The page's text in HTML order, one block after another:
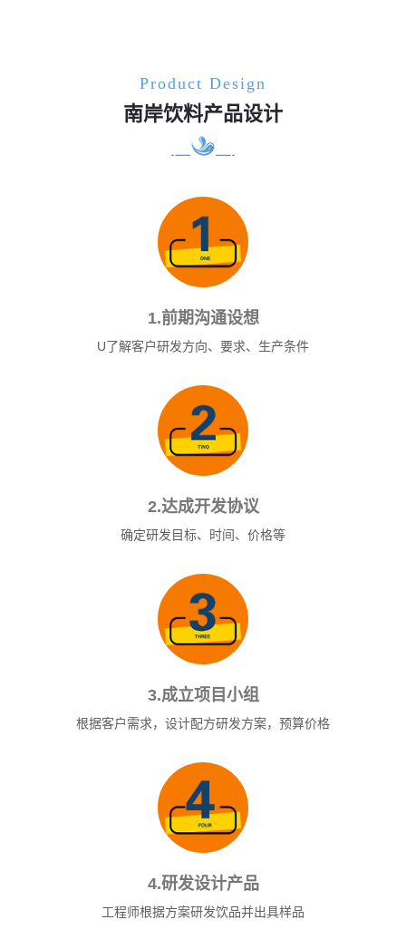
Product Design
南岸饮料产品设计
1.前期沟通设想
U了解客户研发方向、要求、生产条件
2.达成开发协议
确定研发目标、时间、价格等
3.成立项目小组
根据客户需求，设计配方研发方案，预算价格
4.研发设计产品
工程师根据方案研发饮品并出具样品